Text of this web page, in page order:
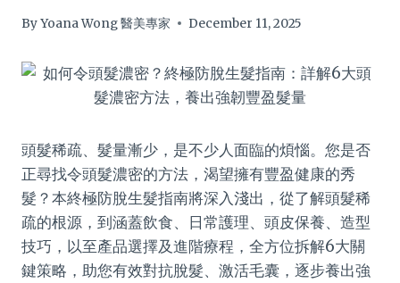
ByYoana Wong 醫美專家 December 11, 2025
頭髮稀疏、髮量漸少，是不少人面臨的煩惱。您是否
正尋找令頭髮濃密的方法，渴望擁有豐盈健康的秀
髮？本終極防脫生髮指南將深入淺出，從了解頭髮稀
疏的根源，到涵蓋飲食、日常護理、頭皮保養、造型
技巧，以至產品選擇及進階療程，全方位拆解6大關
鍵策略，助您有效對抗脫髮、激活毛囊，逐步養出強